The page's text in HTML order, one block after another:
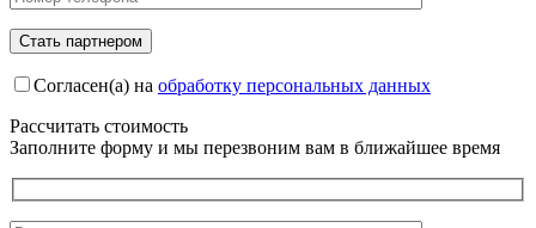
Согласен(а) на обработку персональных данных
Рассчитать стоимость
Заполните форму и мы перезвоним вам в ближайшее время